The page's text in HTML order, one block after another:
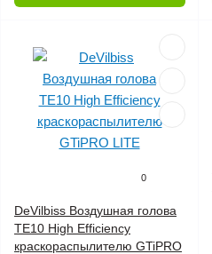
0
DeVilbiss Воздушная голова
TE10 High Efficiency
краскораспылителю GTiPRO